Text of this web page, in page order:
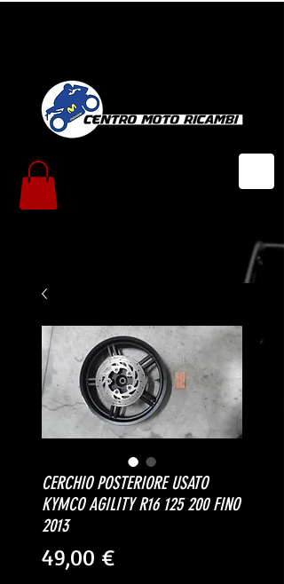
CERCHIO POSTERIORE USATO
KYMCO AGILITY R16 125 200 FINO
2013
49,00 €Prezzo